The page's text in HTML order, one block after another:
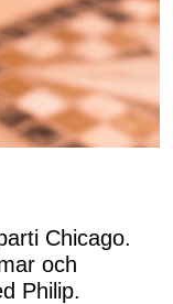
Chicago.
och
Philip.